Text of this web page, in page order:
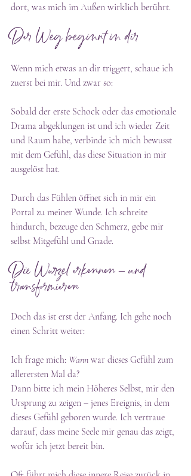
dort, was mich im Außen wirklich berührt.
Der Weg beginnt in dir
Wenn mich etwas an dir triggert, schaue ich
zuerst bei mir. Und zwar so:
Sobald der erste Schock oder das emotionale
Drama abgeklungen ist und ich wieder Zeit
und Raum habe, verbinde ich mich bewusst
mit dem Gefühl, das diese Situation in mir
ausgelöst hat.
Durch das Fühlen öffnet sich in mir ein
Portal zu meiner Wunde. Ich schreite
hindurch, bezeuge den Schmerz, gebe mir
selbst Mitgefühl und Gnade.
Die Wurzel erkennen – und
transformieren
Doch das ist erst der Anfang. Ich gehe noch
einen Schritt weiter:
Ich frage mich: Wann war dieses Gefühl zum
allerersten Mal da?
Dann bitte ich mein Höheres Selbst, mir den
Ursprung zu zeigen – jenes Ereignis, in dem
dieses Gefühl geboren wurde. Ich vertraue
darauf, dass meine Seele mir genau das zeigt,
wofür ich jetzt bereit bin.